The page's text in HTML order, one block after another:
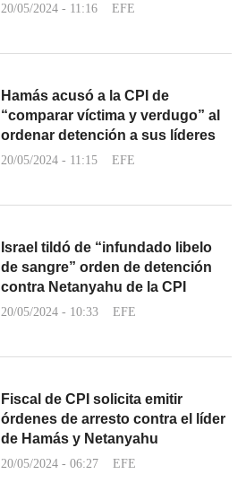
20/05/2024 - 11:16 EFE
Hamás acusó a la CPI de
“comparar víctima y verdugo” al
ordenar detención a sus líderes
20/05/2024 - 11:15 EFE
Israel tildó de “infundado libelo
de sangre” orden de detención
contra Netanyahu de la CPI
20/05/2024 - 10:33 EFE
Fiscal de CPI solicita emitir
órdenes de arresto contra el líder
de Hamás y Netanyahu
20/05/2024 - 06:27 EFE